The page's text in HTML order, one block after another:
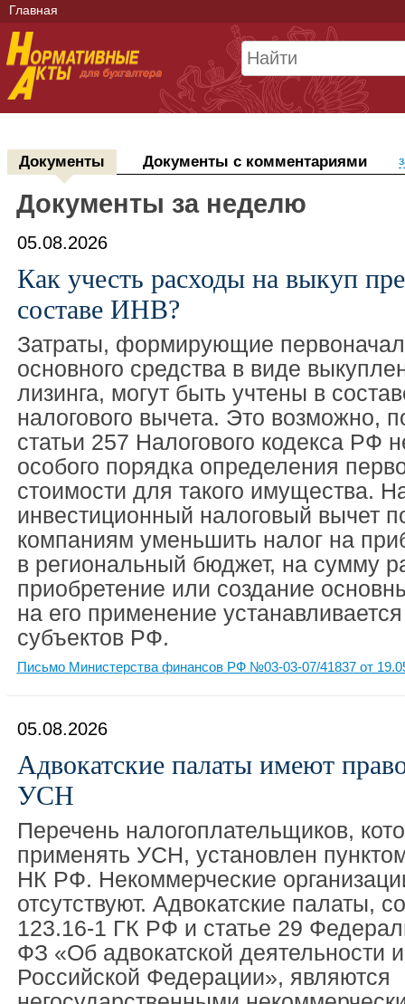
Главная
Документы Документы с комментариями
Документы за неделю
05.08.2026
Как учесть расходы на выкуп
составе ИНВ?
Затраты, формирующие
основного средства в виде
лизинга, могут быть учтены в
налогового вычета. Это возможно,
статьи 257 Налогового кодекса РФ
особого порядка определения
стоимости для такого имущества.
инвестиционный налоговый вычет
компаниям уменьшить налог на
в региональный бюджет, на сумму
приобретение или создание
на его применение
субъектов РФ.
Письмо Министерства финансов РФ №03-03-07/41837 от
05.08.2026
Адвокатские палаты имеют
УСН
Перечень налогоплательщиков,
применять УСН, установлен
НК РФ. Некоммерческие
отсутствуют. Адвокатские палаты,
123.16-1 ГК РФ и статье 29
ФЗ «Об адвокатской деятельности
Российской Федерации», являются